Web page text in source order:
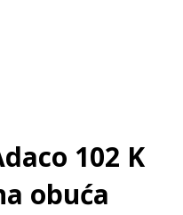
102 K
obuća